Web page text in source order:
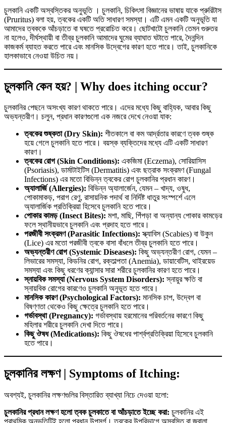
চুলকানি একটি অস্বস্তিকর অনুভূতি । চুলকানি, চিকিৎসা বিজ্ঞানের ভাষায় যাকে প্রুরিটাস
(Pruritus) বলা হয়, ত্বকের একটি অতি সাধারণ সমস্যা। এটি এমন একটি অনুভূতি যা
আমাদের ত্বককে আঁচড়াতে বা ঘষতে প্ররোচিত করে। ছোটখাটো চুলকানি তেমন গুরুতর
না হলেও, দীর্ঘস্থায়ী বা তীব্র চুলকানি আমাদের ঘুমের ব্যাঘাত ঘটাতে পারে, দৈনন্দিন
কাজকর্ম ব্যাহত করতে পারে এবং মানসিক উদ্বেগের কারণ হতে পারে। তাই, চুলকানিকে
হালকাভাবে নেওয়া উচিত নয়।
চুলকানি কেন হয়? | Why does itching occur?
চুলকানির পেছনে অসংখ্য কারণ থাকতে পারে। এদের মধ্যে কিছু বাহ্যিক, আবার কিছু
অভ্যন্তরীণ। চলুন, প্রধান কারণগুলো এক নজরে দেখে নেওয়া যাক:
ত্বকের শুষ্কতা (Dry Skin): শীতকালে বা কম আর্দ্রতার কারণে ত্বক শুষ্ক
হয়ে গেলে চুলকানি হতে পারে। বয়স্ক ব্যক্তিদের মধ্যে এটি একটি সাধারণ
কারণ।
ত্বকের রোগ (Skin Conditions): একজিমা (Eczema), সোরিয়াসিস
(Psoriasis), ডার্মাটাইটিস (Dermatitis) এবং ছত্রাক সংক্রমণ (Fungal
Infections) এর মতো বিভিন্ন ত্বকের রোগ চুলকানির প্রধান কারণ।
অ্যালার্জি (Allergies): বিভিন্ন অ্যালার্জেন, যেমন – খাদ্য, ওষুধ,
পোকামাকড়, পরাগ রেণু, রাসায়নিক পদার্থ বা নির্দিষ্ট ধাতুর সংস্পর্শে এলে
অ্যালার্জিক প্রতিক্রিয়া হিসেবে চুলকানি হতে পারে।
পোকার কামড় (Insect Bites): মশা, মাছি, পিঁপড়া বা অন্যান্য পোকার কামড়ের
ফলে স্থানীয়ভাবে চুলকানি এবং প্রদাহ হতে পারে।
পরজীবী সংক্রমণ (Parasitic Infections): স্ক্যাবিস (Scabies) বা উকুন
(Lice) এর মতো পরজীবী ত্বকে বাসা বাঁধলে তীব্র চুলকানি হতে পারে।
অভ্যন্তরীণ রোগ (Systemic Diseases): কিছু অভ্যন্তরীণ রোগ, যেমন –
লিভারের সমস্যা, কিডনির রোগ, রক্তাল্পতা (Anemia), ডায়াবেটিস, থাইরয়েড
সমস্যা এবং কিছু ধরণের ক্যান্সার সারা শরীরে চুলকানির কারণ হতে পারে।
স্নায়বিক সমস্যা (Nervous System Disorders): স্নায়ুর ক্ষতি বা
স্নায়বিক রোগের কারণেও চুলকানি অনুভূত হতে পারে।
মানসিক কারণ (Psychological Factors): মানসিক চাপ, উদ্বেগ বা
বিষণ্ণতা থেকেও কিছু ক্ষেত্রে চুলকানি হতে পারে।
গর্ভাবস্থা (Pregnancy): গর্ভাবস্থায় হরমোনের পরিবর্তনের কারণে কিছু
মহিলার শরীরে চুলকানি দেখা দিতে পারে।
কিছু ঔষধ (Medications): কিছু ঔষধের পার্শ্বপ্রতিক্রিয়া হিসেবে চুলকানি
হতে পারে।
চুলকানির লক্ষণ | Symptoms of Itching:
অবশ্যই, চুলকানির লক্ষণগুলির বিস্তারিত ব্যাখ্যা নিচে দেওয়া হলো:
চুলকানির প্রধান লক্ষণ হলো ত্বক চুলকাতে বা আঁচড়াতে ইচ্ছে করা: চুলকানির এই